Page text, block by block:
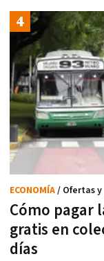
Cómo pagar
gratis en
días
ECONOMÍA/ Ofertas